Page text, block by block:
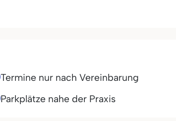
Termine nur nach Vereinbarung
Parkplätze nahe der Praxis